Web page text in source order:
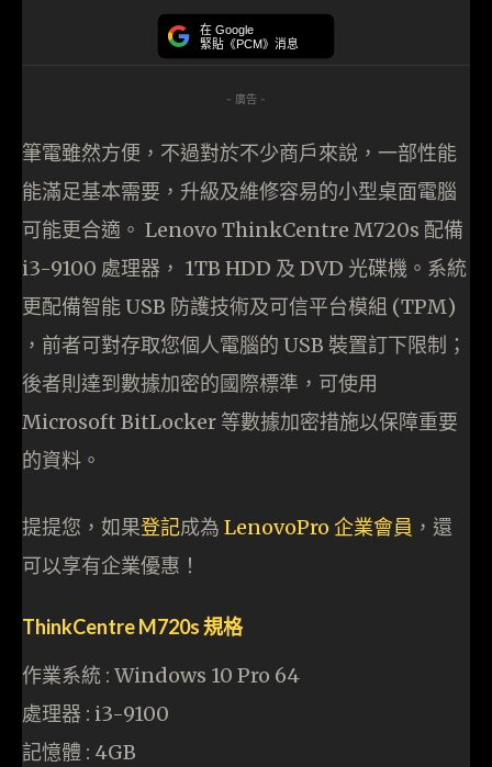
在 Google
緊貼《PCM》消息
- 廣告 -
筆電雖然方便，不過對於不少商戶來說，一部性能
能滿足基本需要，升級及維修容易的小型桌面電腦
可能更合適。 Lenovo ThinkCentre M720s 配備
i3-9100 處理器， 1TB HDD 及 DVD 光碟機。系統
更配備智能 USB 防護技術及可信平台模組 (TPM)
，前者可對存取您個人電腦的 USB 裝置訂下限制；
後者則達到數據加密的國際標準，可使用
Microsoft BitLocker 等數據加密措施以保障重要
的資料。
提提您，如果登記成為 LenovoPro 企業會員 ，還
可以享有企業優惠！
ThinkCentre M720s 規格
作業系統 : Windows 10 Pro 64
處理器 : i3-9100
記憶體 : 4GB